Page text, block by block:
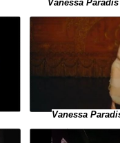
Vanessa
Vanessa